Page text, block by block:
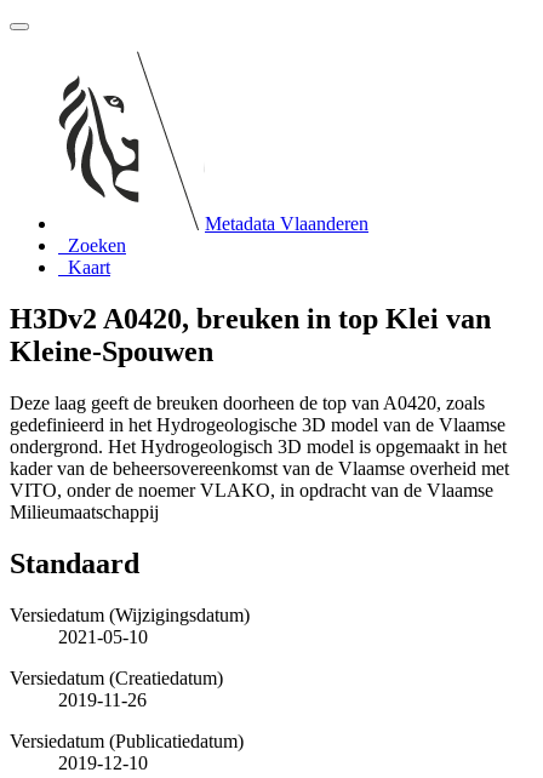
Metadata Vlaanderen
Zoeken
Kaart
H3Dv2 A0420, breuken in top Klei van
Kleine-Spouwen
Deze laag geeft de breuken doorheen de top van A0420, zoals
gedefinieerd in het Hydrogeologische 3D model van de Vlaamse
ondergrond. Het Hydrogeologisch 3D model is opgemaakt in het
kader van de beheersovereenkomst van de Vlaamse overheid met
VITO, onder de noemer VLAKO, in opdracht van de Vlaamse
Milieumaatschappij
Standaard
Versiedatum (Wijzigingsdatum)
2021-05-10
Versiedatum (Creatiedatum)
2019-11-26
Versiedatum (Publicatiedatum)
2019-12-10